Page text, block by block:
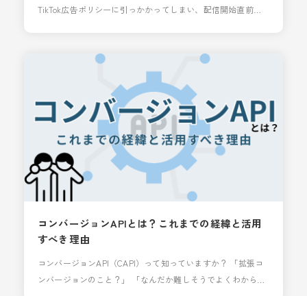
TikTok広告ポリシーに引っかかってしまい、配信開始直前で
TikTok広告の不承認の中でも、特に多いと思う「個人を特定
するような訴求」について「NG表現」を「OK表現」へ言い換
える方法をご紹介します。
コンバージョンAPIとは？これまでの経緯と活用
すべき理由
コンバージョンAPI（CAPI）って知っていますか？ 「拡張コ
ンバージョンのこと？」 「なんだか難しそうでよくわからな